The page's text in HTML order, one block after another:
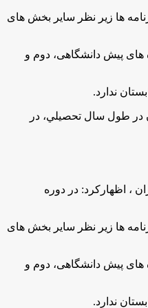
است، تصريح كرد: این برنامه ها زیر نظر سایر بخش های
های پیش دانشگاهی، دوم و
ندارد.
دانش آموزان در طول سال تحصیلي، در
، اظهارکرد: در دوره
است، تصريح كرد: این برنامه ها زیر نظر سایر بخش های
های پیش دانشگاهی، دوم و
ندارد.